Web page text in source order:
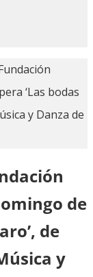
‘Las bodas
y Danza de
de
de
y